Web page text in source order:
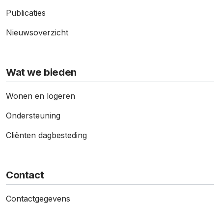
Publicaties
Nieuws­overzicht
Wat we bieden
Wonen en logeren
Ondersteuning
Cliënten dagbesteding
Contact
Contact­gegevens